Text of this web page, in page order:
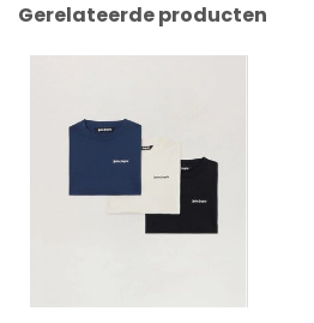
Gerelateerde producten